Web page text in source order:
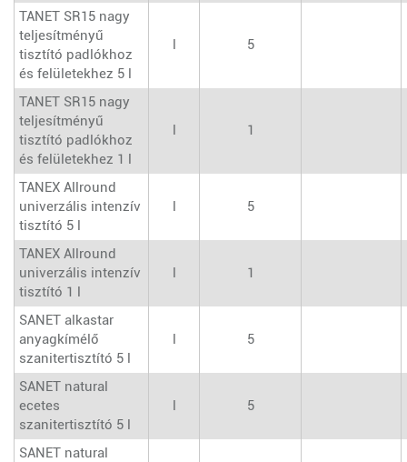
TANET SR15 nagy
teljesítményű
tisztító padlókhoz
és felületekhez 5 l
l 5
TANET SR15 nagy
teljesítményű
tisztító padlókhoz
és felületekhez 1 l
l 1
TANEX Allround
univerzális intenzív
tisztító 5 l
l 5
TANEX Allround
univerzális intenzív
tisztító 1 l
l 1
SANET alkastar
anyagkímélő
szanitertisztító 5 l
l 5
SANET natural
ecetes
szanitertisztító 5 l
l 5
SANET natural